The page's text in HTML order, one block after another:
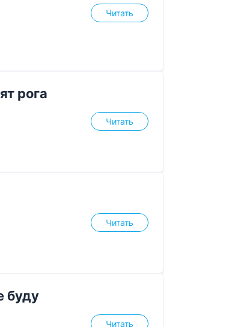
Читать
рога
Читать
Читать
буду
Читать